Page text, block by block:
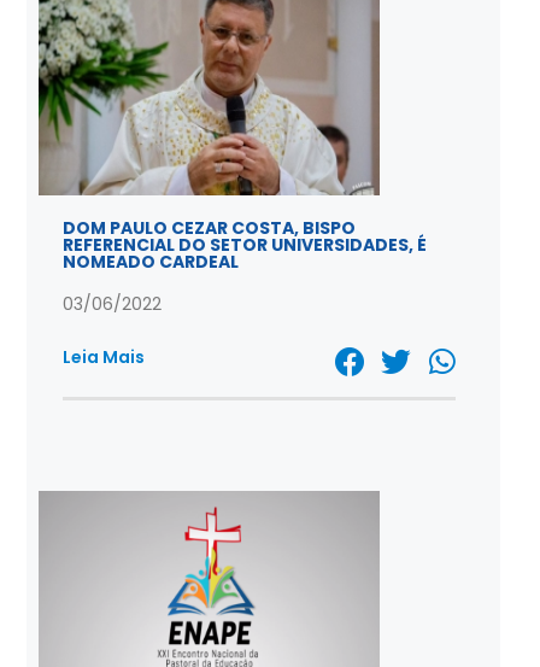
DOM PAULO CEZAR COSTA, BISPO
REFERENCIAL DO SETOR UNIVERSIDADES, É
NOMEADO CARDEAL
03/06/2022
Leia Mais